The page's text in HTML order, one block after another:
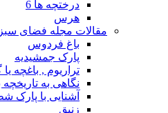
درختچه ها 6
هرس
مقالات مجله فضای سبز
باغ فردوس
پارک جمشیدیه
تراریوم , باغچه
نگاهی به
آشنایی با پارک
زنبق